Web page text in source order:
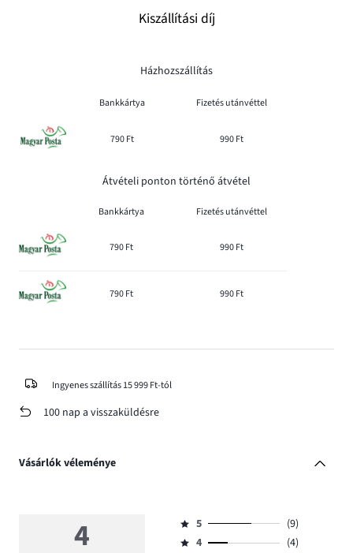
Kiszállítási díj
Házhozszállítás
Bankkártya Fizetés utánvéttel
790 Ft 990 Ft
Átvételi ponton történő átvétel
Bankkártya Fizetés utánvéttel
790 Ft 990 Ft
790 Ft 990 Ft
Ingyenes szállítás 15 999 Ft-tól
100 nap a visszaküldésre
Vásárlók véleménye
4
Osztályzat
5,
5
(9)
Osztályzat
4
(4)